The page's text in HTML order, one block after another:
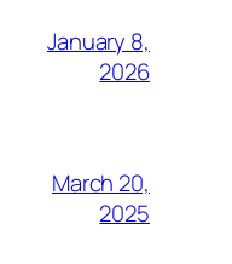
January 8,
2026
March 20,
2025